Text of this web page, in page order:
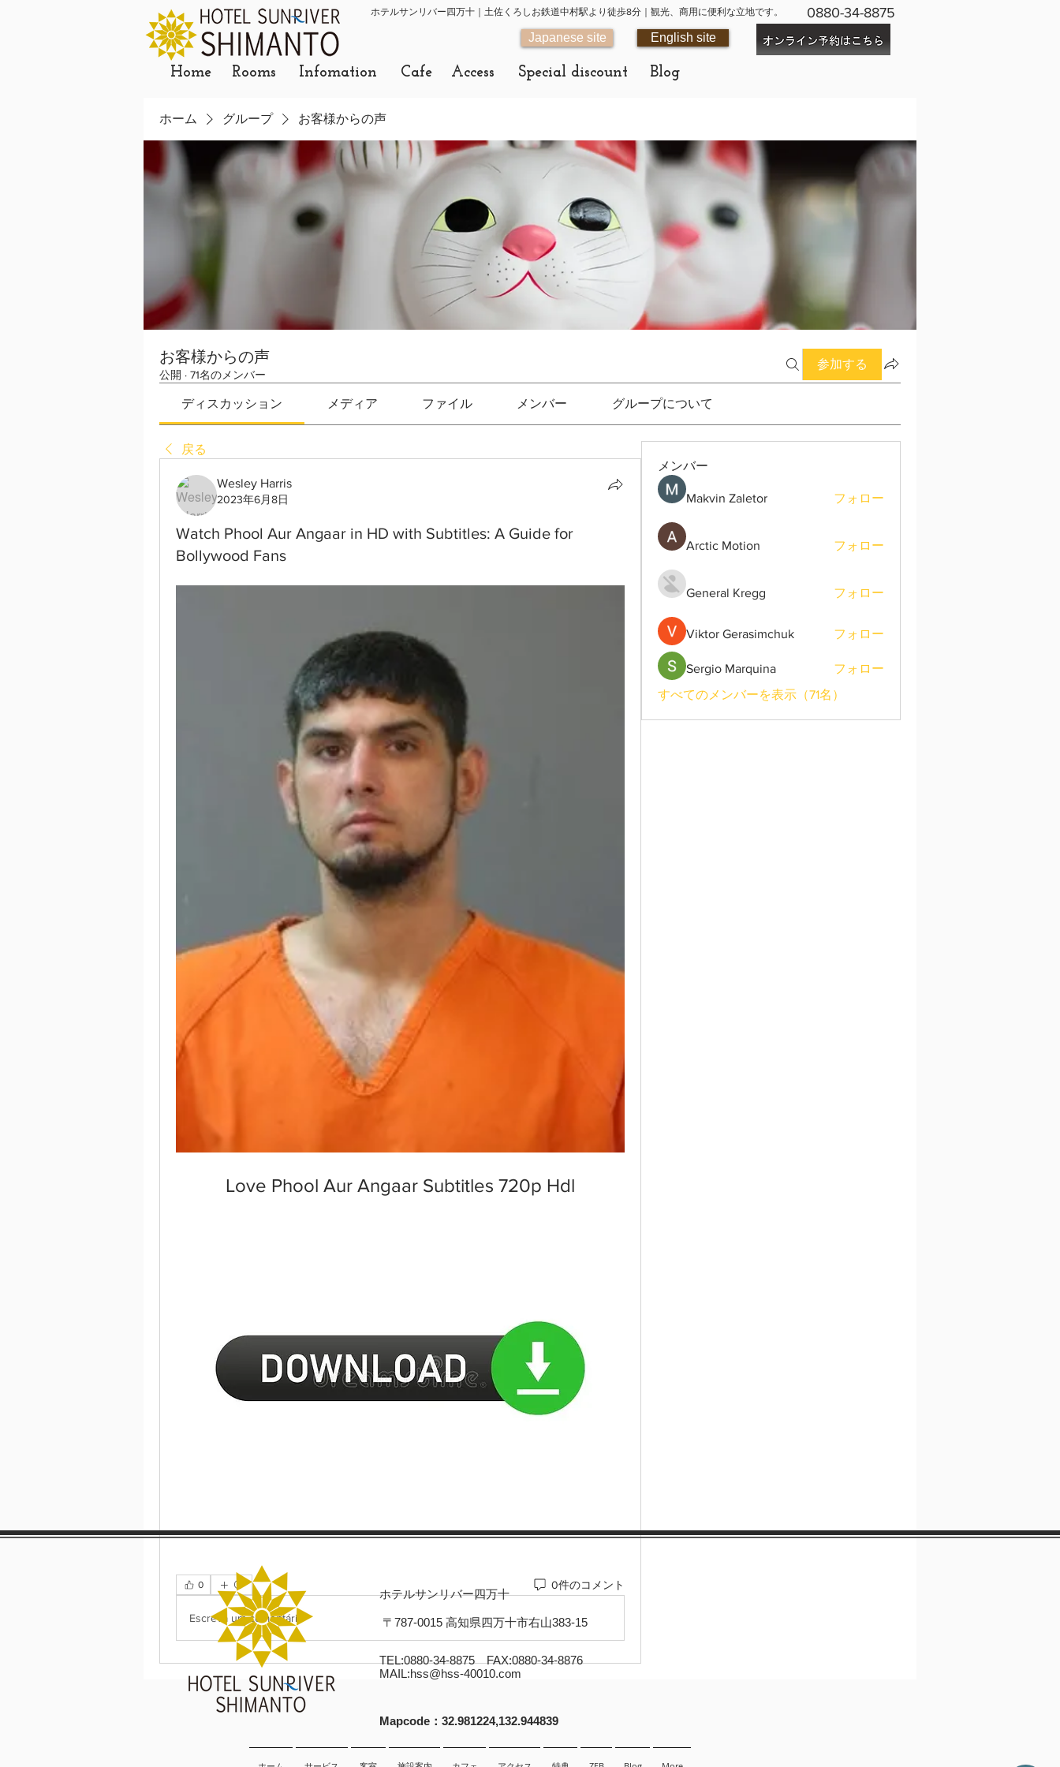
ホテルサンリバー四万十｜土佐くろしお鉄道中村駅より徒歩8分｜観光、商用に便利な立地です。 0880-34-8875
Japanese site English site
Home Rooms Infomation Cafe Access Special discount Blog
ホーム グループ お客様からの声
お客様からの声
公開 · 71名のメンバー
参加する
ディスカッション メディア ファイル メンバー グループについて
戻る
Wesley Harris
2023年6月8日
Watch Phool Aur Angaar in HD with Subtitles: A Guide for
Bollywood Fans
Love Phool Aur Angaar Subtitles 720p Hdl
0 0件のコメント
Escreva um comentário
メンバー
Makvin Zaletor フォロー
Arctic Motion フォロー
General Kregg フォロー
Viktor Gerasimchuk フォロー
Sergio Marquina
フォロー
すべてのメンバーを表示（71名）
ホテルサンリバー四万十
〒787-0015 高知県四万十市右山383-15
TEL:0880-34-8875 FAX:0880-34-8876
MAIL:hss@hss-40010.com
​Mapcode：32.981224,132.944839